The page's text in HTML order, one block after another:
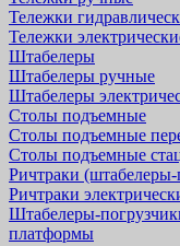
Тележки
Тележки
Штабелеры
Штабелеры ручные
Штабелеры
Столы подъемные
Столы подъемные
Столы подъемные
Ричтраки
Ричтраки
Штабелеры-
платформы